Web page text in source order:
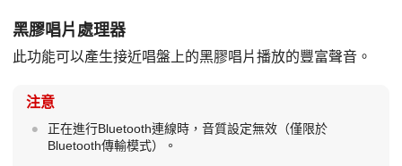
黑膠唱片處理器
此功能可以產生接近唱盤上的黑膠唱片播放的豐富聲音。
注意
正在進行Bluetooth連線時，音質設定無效（僅限於
Bluetooth傳輸模式）。